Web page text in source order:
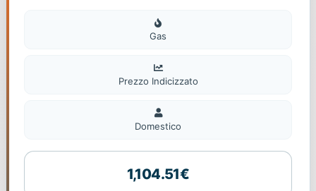
Gas
Gas
Prezzo Indicizzato
Domestico
Domestico
1,104.51€